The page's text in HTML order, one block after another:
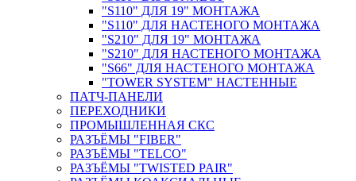
"S110" ДЛЯ 19" МОНТАЖА
"S110" ДЛЯ НАСТЕНОГО МОНТАЖА
"S210" ДЛЯ 19" МОНТАЖА
"S210" ДЛЯ НАСТЕНОГО МОНТАЖА
"S66" ДЛЯ НАСТЕНОГО МОНТАЖА
"TOWER SYSTEM" НАСТЕННЫЕ
ПАТЧ-ПАНЕЛИ
ПЕРЕХОДНИКИ
ПРОМЫШЛЕННАЯ СКС
РАЗЪЁМЫ "FIBER"
РАЗЪЁМЫ "TELCO"
РАЗЪЁМЫ "TWISTED PAIR"